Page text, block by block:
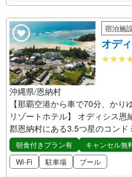
宿泊施
オデ
沖縄県/恩納村
【那覇空港から車で70分、か
リゾートホテル】 オディシス
郡恩納村にある3.5つ星のコンド
朝食付きプラン有
キャンセル無
Wi-Fi
駐車場 プール